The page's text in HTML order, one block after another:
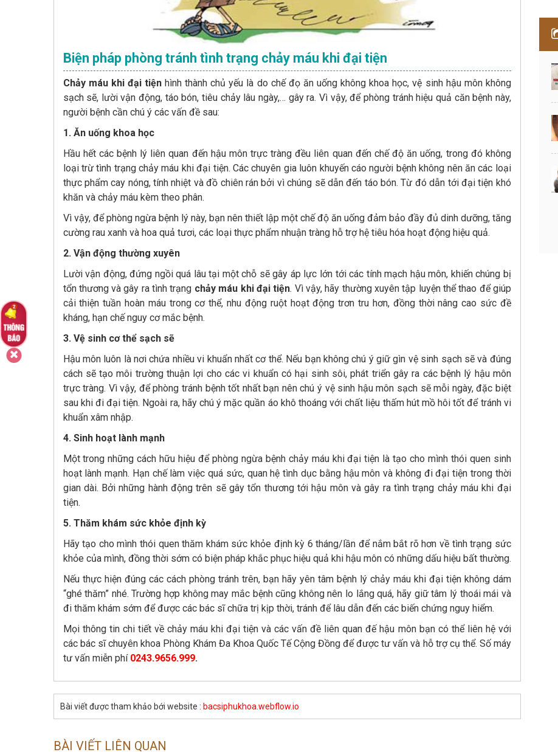
Biện pháp phòng tránh tình trạng chảy máu khi đại tiện
Chảy máu khi đại tiệnhình thành chủ yếu là do chế đọ ăn uống không khoa học, vệ sinh hậu môn không
sạch sẽ, lười vận động, táo bón, tiêu chảy lâu ngày,… gây ra. Vì vậy, để phòng tránh hiệu quả căn bệnh này,
người bệnh cần chú ý các vấn đề sau:
1. Ăn uống khoa học
Hầu hết các bệnh lý liên quan đến hậu môn trực tràng đều liên quan đến chế độ ăn uống, trong đó không
loại trừ tình trạng chảy máu khi đại tiện. Các chuyên gia luôn khuyến cáo người bệnh không nên ăn các loại
thực phẩm cay nóng, tính nhiệt và đồ chiên rán bởi vì chúng sẽ dẫn đến táo bón. Từ đó dẫn tới đại tiện khó
khăn và chảy máu kèm theo phân.
Vì vậy, để phòng ngừa bệnh lý này, bạn nên thiết lập một chế độ ăn uống đảm bảo đầy đủ dinh dưỡng, tăng
cường rau xanh và hoa quả tươi, các loại thực phẩm nhuận tràng hỗ trợ hệ tiêu hóa hoạt động hiệu quả.
2. Vận động thường xuyên
Lười vận động, đứng ngồi quá lâu tại một chỗ sẽ gây áp lực lớn tới các tính mạch hậu môn, khiến chúng bị
tổn thương và gây ra tình trạng chảy máu khi đại tiện. Vì vậy, hãy thường xuyên tập luyện thể thao để giúp
cải thiện tuần hoàn máu trong cơ thể, nhu động ruột hoạt động trơn tru hơn, đồng thời nâng cao sức đề
kháng, hạn chế nguy cơ mắc bệnh.
3. Vệ sinh cơ thể sạch sẽ
Hậu môn luôn là nơi chứa nhiều vi khuẩn nhất cơ thể. Nếu bạn không chú ý giữ gìn vệ sinh sạch sẽ và đúng
cách sẽ tạo môi trường thuận lợi cho các vi khuẩn có hại sinh sôi, phát triển gây ra các bệnh lý hậu môn
trực tràng. Vì vậy, để phòng tránh bệnh tốt nhất bạn nên chú ý vệ sinh hậu môn sạch sẽ mỗi ngày, đặc biệt
sau khi đi đại tiện. Ngoài ra, hãy chú ý mặc quần áo khô thoáng với chất liệu thấm hút mồ hôi tốt để tránh vi
khuẩn xâm nhập.
4. Sinh hoạt lành mạnh
Một trong những cách hữu hiệu để phòng ngừa bệnh chảy máu khi đại tiện là tạo cho mình thói quen sinh
hoạt lành mạnh. Hạn chế làm việc quá sức, quan hệ tình dục bằng hậu môn và không đi đại tiện trong thời
gian dài. Bởi những hành động trên sẽ gây tổn thương tới hậu môn và gây ra tình trạng chảy máu khi đại
tiện.
5. Thăm khám sức khỏe định kỳ
Hãy tạo cho mình thói quen thăm khám sức khỏe định kỳ 6 tháng/lần để nắm bắt rõ hơn về tình trạng sức
khỏe của mình, đồng thời sớm có biện pháp khắc phục hiệu quả khi hậu môn có những dấu hiệu bất thường.
Nếu thực hiện đúng các cách phòng tránh trên, bạn hãy yên tâm bệnh lý chảy máu khi đại tiện không dám
“ghé thăm” nhé. Trường hợp không may mắc bệnh cũng không nên lo lắng quá, hãy giữ tâm lý thoái mái và
đi thăm khám sớm để được các bác sĩ chữa trị kịp thời, tránh để lâu dẫn đến các biến chứng nguy hiểm.
Mọi thông tin chi tiết về chảy máu khi đại tiện và các vấn đề liên quan đế hậu môn bạn có thể liên hệ với
các bác sĩ chuyên khoa Phòng Khám Đa Khoa Quốc Tế Cộng Đồng để được tư vấn và hỗ trợ cụ thể. Số máy
tư vấn miễn phí 0243.9656.999.
Bài viết được tham khảo bới website : bacsiphukhoa.webflow.io
BÀI VIẾT LIÊN QUAN